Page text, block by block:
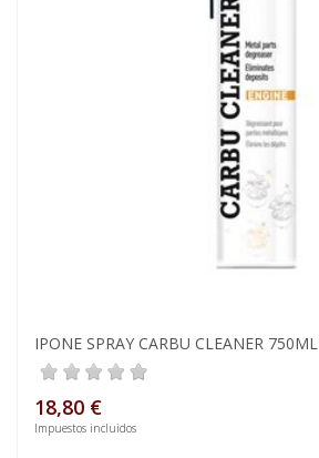
IPONE SPRAY CARBU CLEANER 750ML
18,80 €
Impuestos incluidos